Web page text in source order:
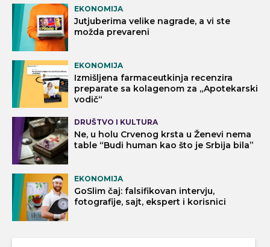
EKONOMIJA
Jutjuberima velike nagrade, a vi ste
možda prevareni
EKONOMIJA
Izmišljena farmaceutkinja recenzira
preparate sa kolagenom za „Apotekarski
vodič“
DRUŠTVO I KULTURA
Ne, u holu Crvenog krsta u Ženevi nema
table “Budi human kao što je Srbija bila”
EKONOMIJA
GoSlim čaj: falsifikovan intervju,
fotografije, sajt, ekspert i korisnici